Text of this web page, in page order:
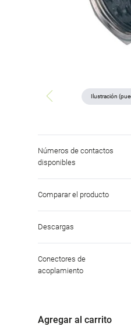
Números de contactos
disponibles
Comparar el producto
Descargas
Conectores de
acoplamiento
Agregar al carrito